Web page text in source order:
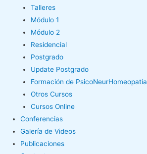
Talleres
Módulo 1
Módulo 2
Residencial
Postgrado
Update Postgrado
Formación de PsicoNeurHomeopatía
Otros Cursos
Cursos Online
Conferencias
Galería de Videos
Publicaciones